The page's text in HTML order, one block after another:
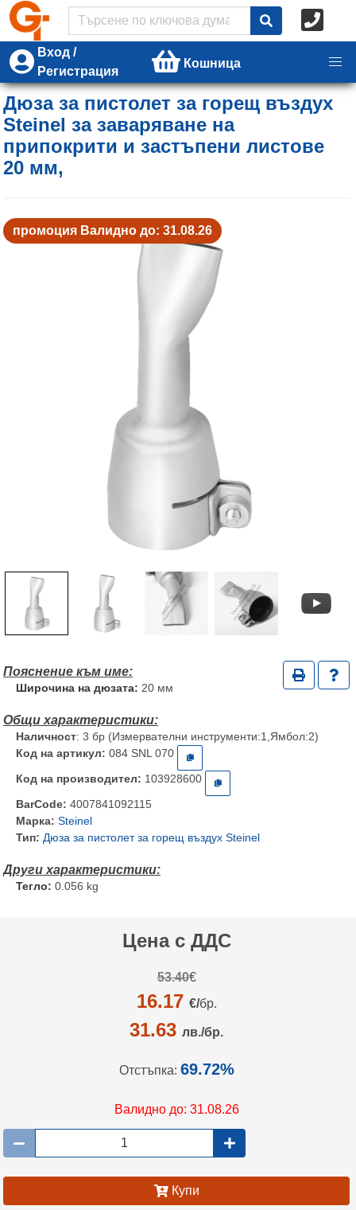
Вход /
Регистрация
Кошница
Дюза за пистолет за горещ въздух
Steinel за заваряване на
припокрити и застъпени листове
20 мм,
промоция Валидно до: 31.08.26
Широчина на дюзата: 20 мм
Наличност: 3 бр (Измервателни инструменти:1,Ямбол:2)
Код на артикул: 084 SNL 070
Код на производител: 103928600
BarCode: 4007841092115
Марка: Steinel
Тип: Дюза за пистолет за горещ въздух Steinel
Тегло: 0.056 kg
Цена с ДДС
53.40€
16.17 €/бр.
31.63 лв./бр.
Отстъпка: 69.72%
Валидно до: 31.08.26
Купи